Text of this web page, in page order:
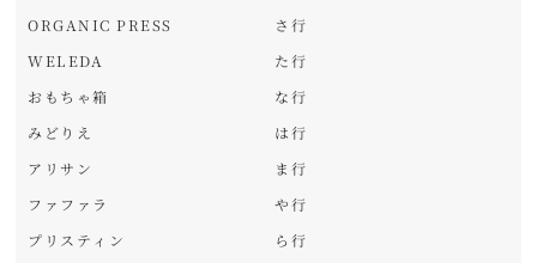
ORGANIC PRESS
WELEDA
おもちゃ箱
みどりえ
アリサン
ファファラ
プリスティン
さ行
た行
な行
は行
ま行
や行
ら行